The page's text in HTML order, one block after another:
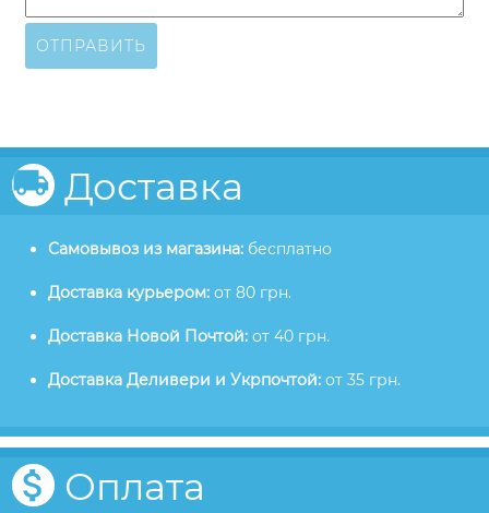
ОТПРАВИТЬ
Доставка
Самовывоз из магазина: бесплатно
Доставка курьером: от 80 грн.
Доставка Новой Почтой: от 40 грн.
Доставка Деливери и Укрпочтой: от 35 грн.
Оплата